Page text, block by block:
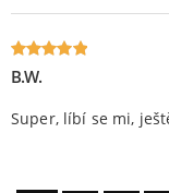
Oceniony
B.W.
Super, líbí se mi,